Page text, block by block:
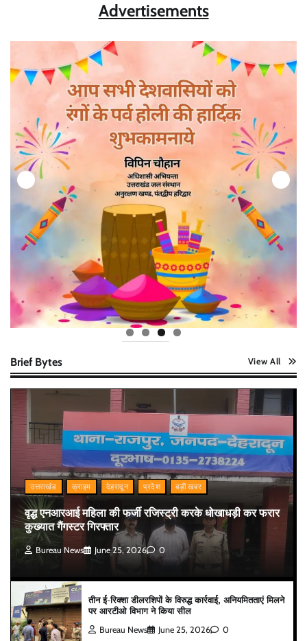
Advertisements
Brief Bytes View All
उत्तराखंड क्राइम देहरादून प्रदेश बड़ी खबर
वृद्ध एनआरआई महिला की फर्जी रजिस्ट्री करके धोखाधड़ी कर फरार
कुख्यात गैंगस्टर गिरफ्तार
Bureau News June 25, 2026 0
तीन ई-रिक्शा डीलरशिपों के विरुद्ध कार्रवाई, अनियमितताएं मिलने
पर आरटीओ विभाग ने किया सील
Bureau News June 25, 2026 0